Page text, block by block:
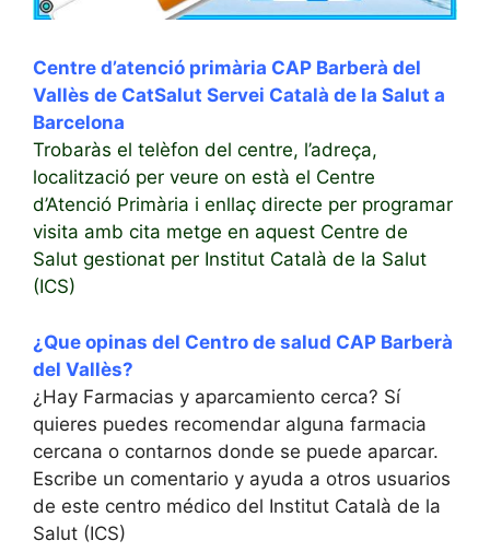
Centre d’atenció primària CAP Barberà del
Vallès de CatSalut Servei Català de la Salut a
Barcelona
Trobaràs el telèfon del centre, l’adreça,
localització per veure on està el Centre
d’Atenció Primària i enllaç directe per programar
visita amb cita metge en aquest Centre de
Salut gestionat per Institut Català de la Salut
(ICS)
¿Que opinas del Centro de salud CAP Barberà
del Vallès?
¿Hay Farmacias y aparcamiento cerca? Sí
quieres puedes recomendar alguna farmacia
cercana o contarnos donde se puede aparcar.
Escribe un comentario y ayuda a otros usuarios
de este centro médico del Institut Català de la
Salut (ICS)